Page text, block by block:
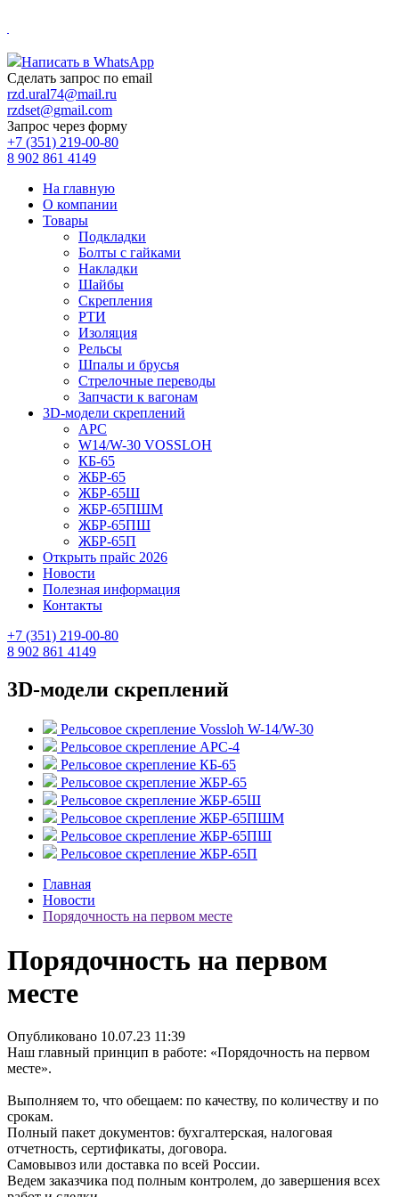
Написать в WhatsApp
Сделать запрос по email
rzd.ural74@mail.ru
rzdset@gmail.com
Запрос через форму
+7 (351) 219-00-80
8 902 861 4149
На главную
О компании
Товары
Подкладки
Болты с гайками
Накладки
Шайбы
Скрепления
РТИ
Изоляция
Рельсы
Шпалы и брусья
Стрелочные переводы
Запчасти к вагонам
3D-модели скреплений
АРС
W14/W-30 VOSSLOH
КБ-65
ЖБР-65
ЖБР-65Ш
ЖБР-65ПШМ
ЖБР-65ПШ
ЖБР-65П
Открыть прайс 2026
Новости
Полезная информация
Контакты
+7 (351) 219-00-80
8 902 861 4149
3D-модели скреплений
Рельсовое скрепление Vossloh W-14/W-30
Рельсовое скрепление АРС-4
Рельсовое скрепление КБ-65
Рельсовое скрепление ЖБР-65
Рельсовое скрепление ЖБР-65Ш
Рельсовое скрепление ЖБР-65ПШМ
Рельсовое скрепление ЖБР-65ПШ
Рельсовое скрепление ЖБР-65П
Главная
Новости
Порядочность на первом месте
Порядочность на первом
месте
Опубликовано 10.07.23 11:39
Наш главный принцип в работе: «Порядочность на первом
месте».
Выполняем то, что обещаем: по качеству, по количеству и по
срокам.
Полный пакет документов: бухгалтерская, налоговая
отчетность, сертификаты, договора.
Самовывоз или доставка по всей России.
Ведем заказчика под полным контролем, до завершения всех